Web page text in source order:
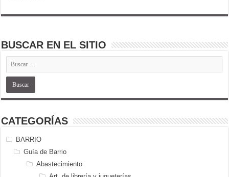
BUSCAR EN EL SITIO
CATEGORÍAS
BARRIO
Guía de Barrio
Abastecimiento